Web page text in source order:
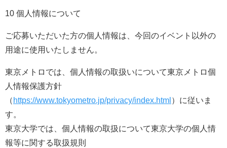
10 個人情報について
ご応募いただいた方の個人情報は、今回のイベント以外の
用途に使用いたしません。
東京メトロでは、個人情報の取扱いについて東京メトロ個
人情報保護方針
（ https://www.tokyometro.jp/privacy/index.html ）に従いま
す。
東京大学では、個人情報の取扱について東京大学の個人情
報等に関する取扱規則